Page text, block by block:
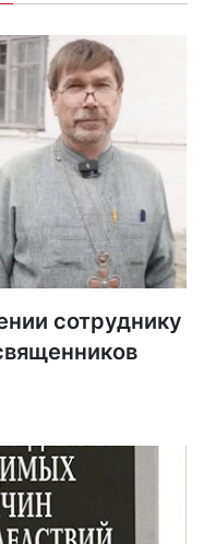
сотруднику